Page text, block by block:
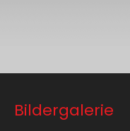
Bildergalerie